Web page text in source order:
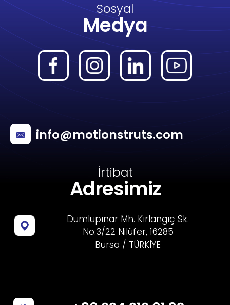
Sosyal
Medya
info@motionstruts.com
İrtibat
Adresimiz
Dumlupınar Mh. Kırlangıç Sk.
No:3/22 Nilüfer, 16285
Bursa / TÜRKİYE